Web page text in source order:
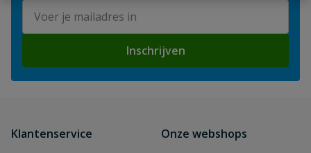
Inschrijven
Klantenservice
Onze webshops